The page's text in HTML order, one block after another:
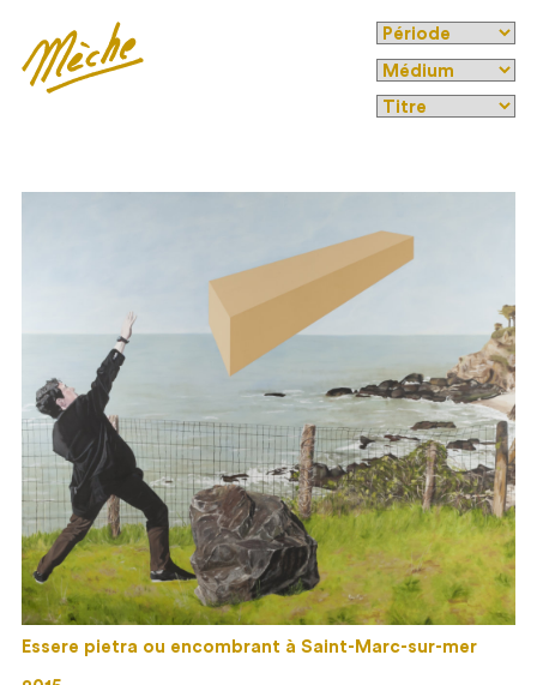
Essere pietra ou encombrant à Saint-Marc-sur-mer